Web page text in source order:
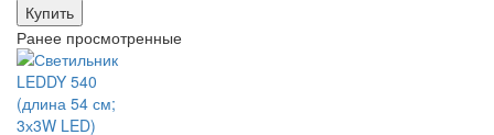
Купить
Ранее просмотренные